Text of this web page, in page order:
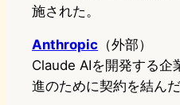
施された。
Anthropic （外部）
Claude AIを開発する企
進のために契約を結ん